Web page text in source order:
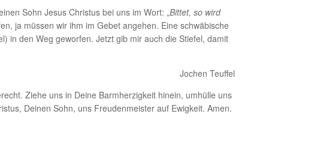
Sohn Jesus Christus bei uns im Wort: „Bittet, so wird
ja müssen wir ihm im Gebet angehen. Eine schwäbische
in den Weg geworfen. Jetzt gib mir auch die Stiefel, damit
Jochen Teuffel
Ziehe uns in Deine Barmherzigkeit hinein, umhülle uns
Deinen Sohn, uns Freudenmeister auf Ewigkeit. Amen.